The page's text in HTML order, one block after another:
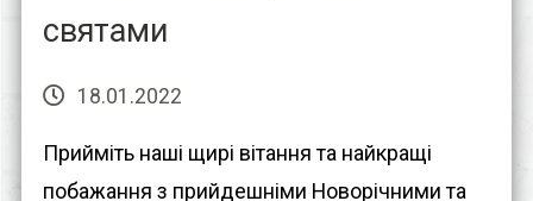
святами
18.01.2022
Прийміть наші щирі вітання та найкращі
побажання з прийдешніми Новорічними та